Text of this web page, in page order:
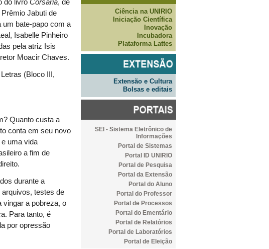
do livroCorsária, de
Jabuti de
um bate-papo com a
Isabelle Pinheiro
pela atriz Isis
Moacir Chaves.
(Bloco III,
Quanto custa a
conta em seu novo
uma vida
a fim de
durante a
testes de
vingar a pobreza, o
Para tanto, é
por opressão
Ciência na UNIRIO
Iniciação Científica
Inovação
Incubadora
Plataforma Lattes
Extensão e Cultura
Bolsas e editais
SEI - Sistema Eletrônico de
Informações
Portal de Sistemas
Portal ID UNIRIO
Portal de Pesquisa
Portal da Extensão
Portal do Aluno
Portal do Professor
Portal de Processos
Portal do Ementário
Portal de Relatórios
Portal de Laboratórios
Portal de Eleição